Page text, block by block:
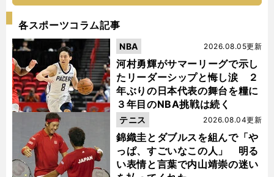
各スポーツコラム記事
河村勇輝がサマーリーグで示し
たリーダーシップと悔し涙 ２
年ぶりの日本代表の舞台を糧に
３年目のNBA挑戦は続く
2026.08.05更新
NBA
錦織圭とダブルスを組んで「や
っぱ、すごいなこの人」 明る
い表情と言葉で内山靖崇の迷い
2026.08.04更新
テニス